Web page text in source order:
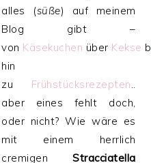
alles (süße) auf meinem
Blog gibt –
von Käsekuchen über Kekse
hin
zu Frühstücksrezepten..
aber eines fehlt doch,
oder nicht? Wie wäre es
mit einem herrlich
cremigenStracciatella